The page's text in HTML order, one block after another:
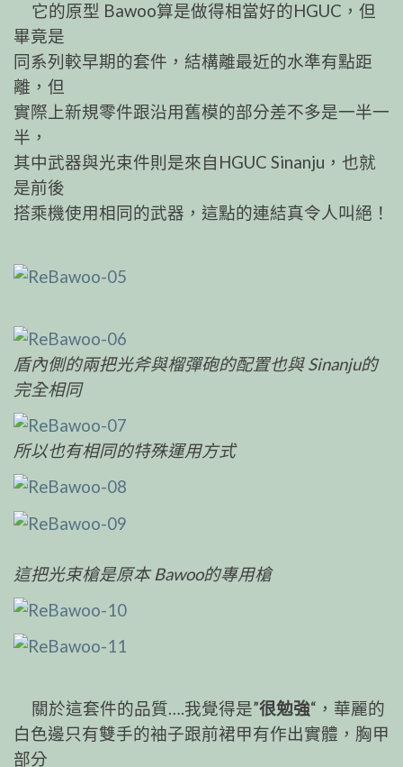
它的原型 Bawoo算是做得相當好的HGUC，但
畢竟是
同系列較早期的套件，結構離最近的水準有點距
離，但
實際上新規零件跟沿用舊模的部分差不多是一半一
半，
其中武器與光束件則是來自HGUC Sinanju，也就
是前後
搭乘機使用相同的武器，這點的連結真令人叫絕！
盾內側的兩把光斧與榴彈砲的配置也與 Sinanju的
完全相同
所以也有相同的特殊運用方式
這把光束槍是原本 Bawoo的專用槍
關於這套件的品質….我覺得是”很勉強“，華麗的
白色邊只有雙手的袖子跟前裙甲有作出實體，胸甲
部分